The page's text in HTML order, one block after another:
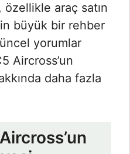
özellikle araç satın
büyük bir rehber
yorumlar
Aircross’un
daha fazla